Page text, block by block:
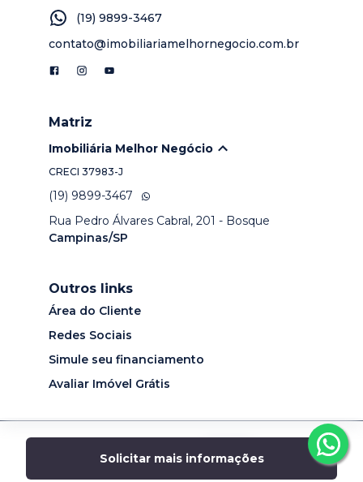
Solicitar mais informações
(19) 9899-3467
contato@imobiliariamelhornegocio.com.br
Matriz
Imobiliária Melhor Negócio
CRECI 37983-J
(19) 9899-3467
Rua Pedro Álvares Cabral, 201 - Bosque
Campinas/SP
Outros links
Área do Cliente
Redes Sociais
Simule seu financiamento
Avaliar Imóvel Grátis
Desenvolvido por